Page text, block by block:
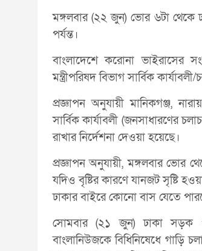
মঙ্গলবার (২২ জুন) ভোর ৬টা থেকে
পর্যন্ত।
বাংলাদেশে করোনা ভাইরাসের
মন্ত্রীপরিষদ বিভাগ সার্বিক
প্রজ্ঞাপন অনুযায়ী মানিকগঞ্জ,
সার্বিক কার্যাবলী (জনসাধারণের
রাখার নির্দেশনা দেওয়া হয়েছে।
প্রজ্ঞাপন অনুযায়ী, মঙ্গলবার ভোর
যদিও বৃষ্টির কারণে যানজট সৃষ্টি
ঢাকার বাইরে কোনো বাস যেতে
সোমবার (২১ জুন) ঢাকা সড়ক
বাংলানিউজকে বিধিনিষেধে